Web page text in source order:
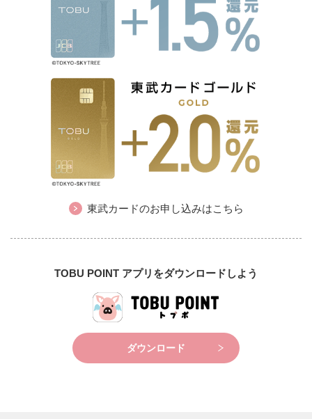
東武カードのお申し込みはこちら
TOBU POINT アプリをダウンロードしよう
ダウンロード